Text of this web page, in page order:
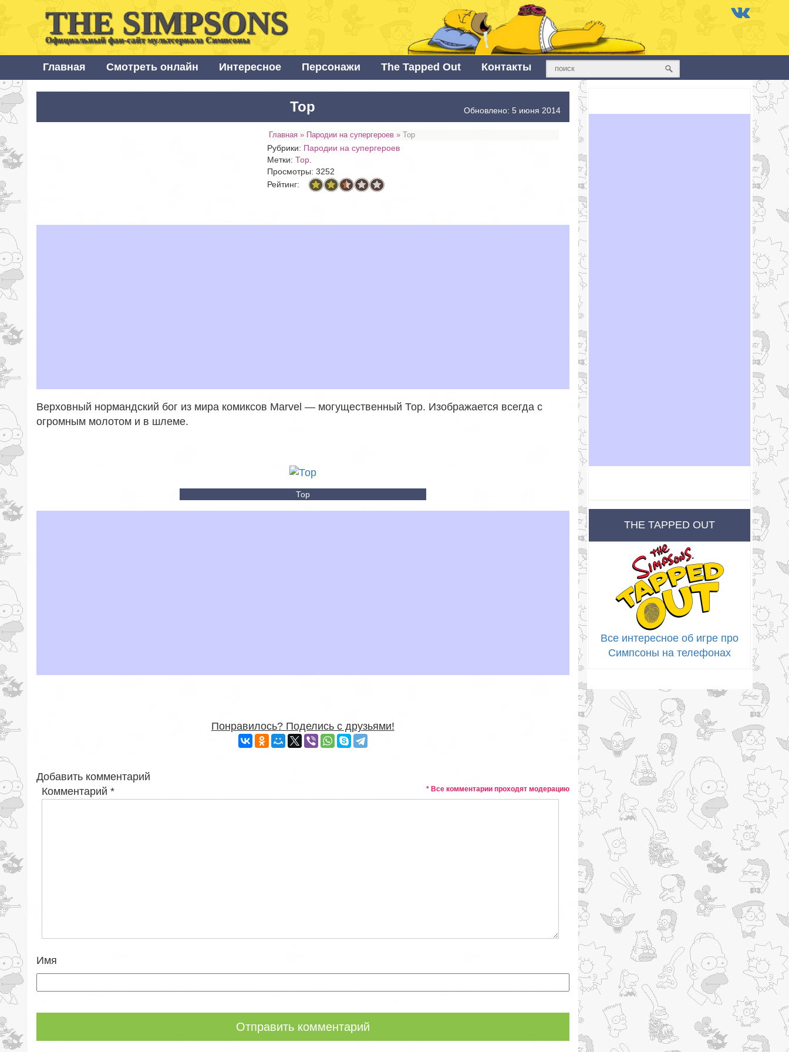
THE SIMPSONS
Официальный фан-сайт мультсериала Симпсоны
Главная Смотреть онлайн Интересное Персонажи The Tapped Out Контакты
Тор Обновлено: 5 июня 2014
Главная » Пародии на супергероев »Тор
Рубрики: Пародии на супергероев
Метки:Тор
Просмотры: 3252
Рейтинг:
Верховный нормандский бог из мира комиксов Marvel — могущественный Тор. Изображается всегда с
огромным молотом и в шлеме.
Тор
Понравилось? Поделись с друзьями!
Добавить комментарий
* Все комментарии проходят модерацию
Комментарий*
Имя
THE TAPPED OUT
Все интересное об игре про
Симпсоны на телефонах